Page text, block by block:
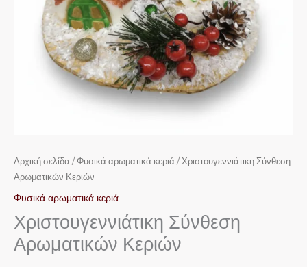
Αρχική σελίδα / Φυσικά αρωματικά κεριά / Χριστουγεννιάτικη Σύνθεση
Αρωματικών Κεριών
Φυσικά αρωματικά κεριά
Χριστουγεννιάτικη Σύνθεση
Αρωματικών Κεριών